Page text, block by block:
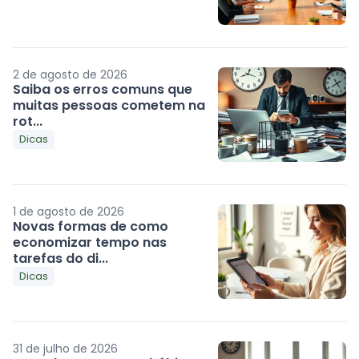
2 de agosto de 2026
Saiba os erros comuns que
muitas pessoas cometem na
rot...
Dicas
1 de agosto de 2026
Novas formas de como
economizar tempo nas
tarefas do di...
Dicas
31 de julho de 2026